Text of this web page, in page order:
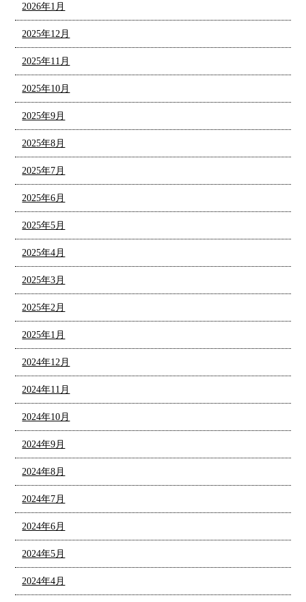
2026年1月
2025年12月
2025年11月
2025年10月
2025年9月
2025年8月
2025年7月
2025年6月
2025年5月
2025年4月
2025年3月
2025年2月
2025年1月
2024年12月
2024年11月
2024年10月
2024年9月
2024年8月
2024年7月
2024年6月
2024年5月
2024年4月